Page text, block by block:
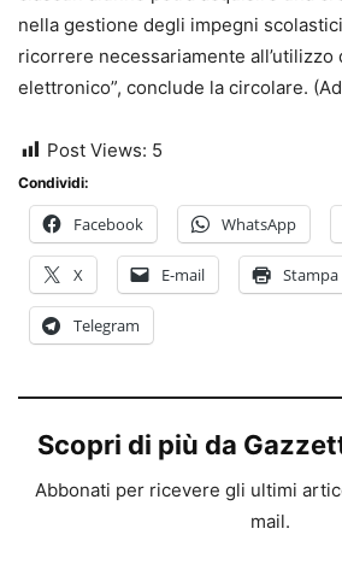
nella gestione degli impegni
ricorrere necessariamente all’utilizzo
elettronico”, conclude la circolare.
Post Views: 5
Condividi:
Facebook WhatsApp
X E-mail Stampa
Telegram
Scopri di più da
Abbonati per ricevere gli ultimi
mail.